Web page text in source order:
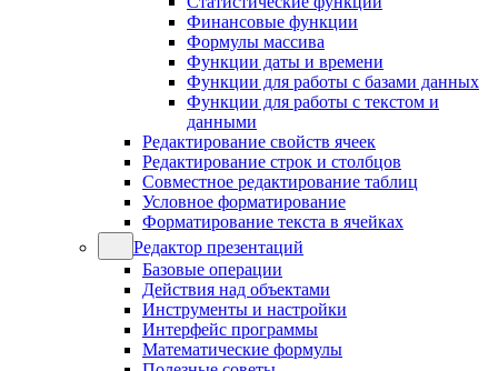
Финансовые функции
Формулы массива
Функции даты и времени
Функции для работы с базами данных
Функции для работы с текстом и
данными
Редактирование свойств ячеек
Редактирование строк и столбцов
Совместное редактирование таблиц
Условное форматирование
Форматирование текста в ячейках
Редактор презентаций
Базовые операции
Действия над объектами
Инструменты и настройки
Интерфейс программы
Математические формулы